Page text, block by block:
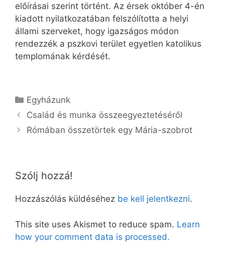
előírásai szerint történt. Az érsek október 4-én
kiadott nyilatkozatában felszólította a helyi
állami szerveket, hogy igazságos módon
rendezzék a pszkovi terület egyetlen katolikus
templomának kérdését.
Kategória
Egyházunk
Család és munka összeegyeztetéséről
Rómában összetörtek egy Mária-szobrot
Szólj hozzá!
Hozzászólás küldéséhez be kell jelentkezni.
This site uses Akismet to reduce spam. Learn
how your comment data is processed.